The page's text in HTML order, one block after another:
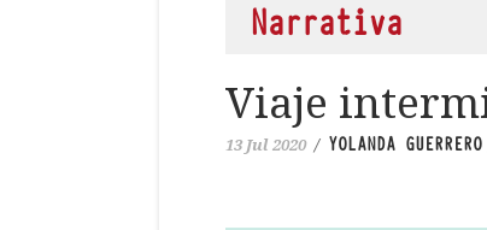
Narrativa
Viaje
13 Jul 2020 / YOLANDA GUERRERO